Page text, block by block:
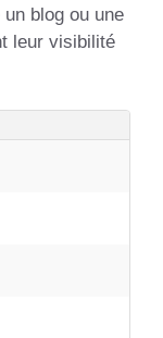
blog ou une
leur visibilité